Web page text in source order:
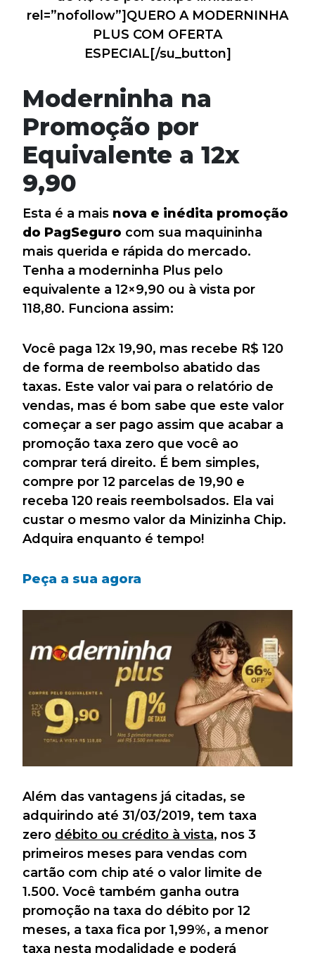
rel=”nofollow”]QUERO A MODERNINHA
PLUS COM OFERTA
ESPECIAL[/su_button]
Moderninha na
Promoção por
Equivalente a 12x
9,90
Esta é a mais nova e inédita promoção
do PagSeguro com sua maquininha
mais querida e rápida do mercado.
Tenha a moderninha Plus pelo
equivalente a 12×9,90 ou à vista por
118,80. Funciona assim:
Você paga 12x 19,90, mas recebe R$ 120
de forma de reembolso abatido das
taxas. Este valor vai para o relatório de
vendas, mas é bom sabe que este valor
começar a ser pago assim que acabar a
promoção taxa zero que você ao
comprar terá direito. É bem simples,
compre por 12 parcelas de 19,90 e
receba 120 reais reembolsados. Ela vai
custar o mesmo valor da Minizinha Chip.
Adquira enquanto é tempo!
Peça a sua agora
Além das vantagens já citadas, se
adquirindo até 31/03/2019, tem taxa
zero débito ou crédito à vista, nos 3
primeiros meses para vendas com
cartão com chip até o valor limite de
1.500. Você também ganha outra
promoção na taxa do débito por 12
meses, a taxa fica por 1,99%, a menor
taxa nesta modalidade e poderá